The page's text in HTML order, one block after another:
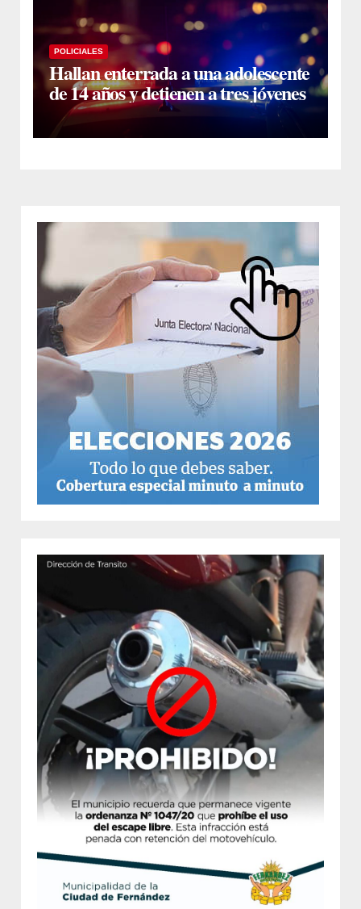
POLICIALES
Hallan enterrada a una adolescente
de 14 años y detienen a tres jóvenes